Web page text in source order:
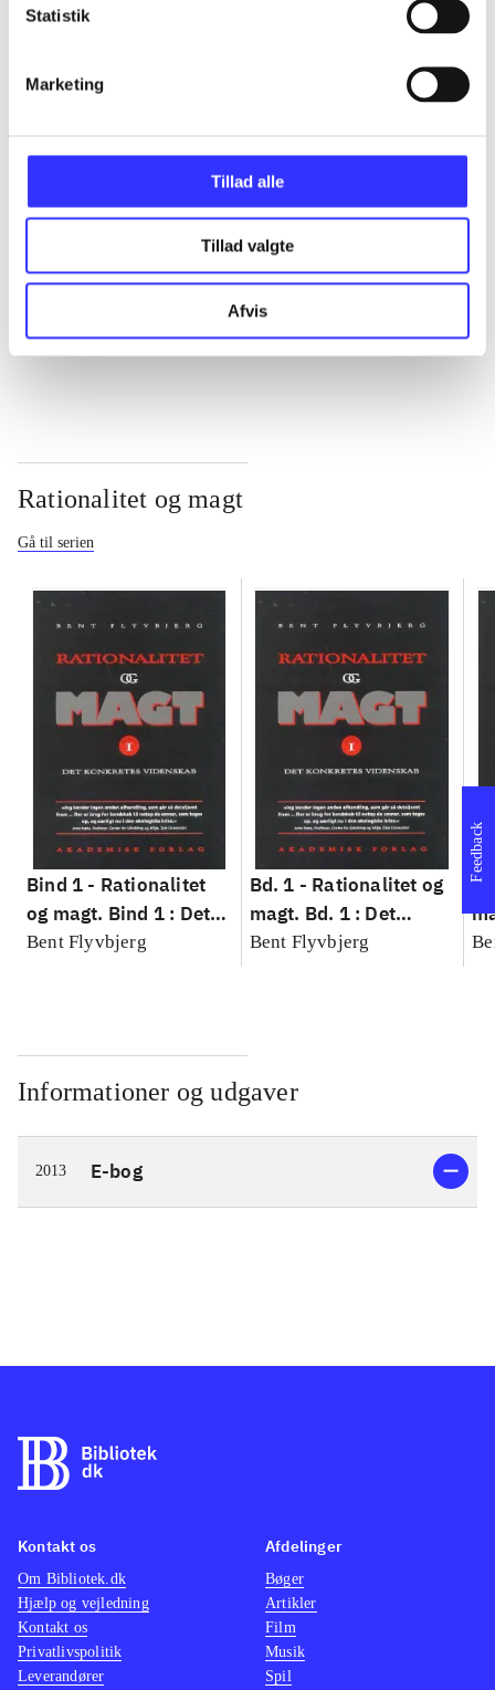
Statistik
Marketing
Tillad alle
Tillad valgte
Afvis
Rationalitet og magt
Gå til serien
Bind 1 - Rationalitet
og magt. Bind 1 : Det
konkretes videnskab
Bent Flyvbjerg
Bd. 1 - Rationalitet og
magt. Bd. 1 : Det
konkretes videnskab
Bent Flyvbjerg
Informationer og udgaver
2013 E-bog
Feedback
Kontakt os
Om Bibliotek.dk
Hjælp og vejledning
Kontakt os
Privatlivspolitik
Leverandører
Afdelinger
Bøger
Artikler
Film
Musik
Spil